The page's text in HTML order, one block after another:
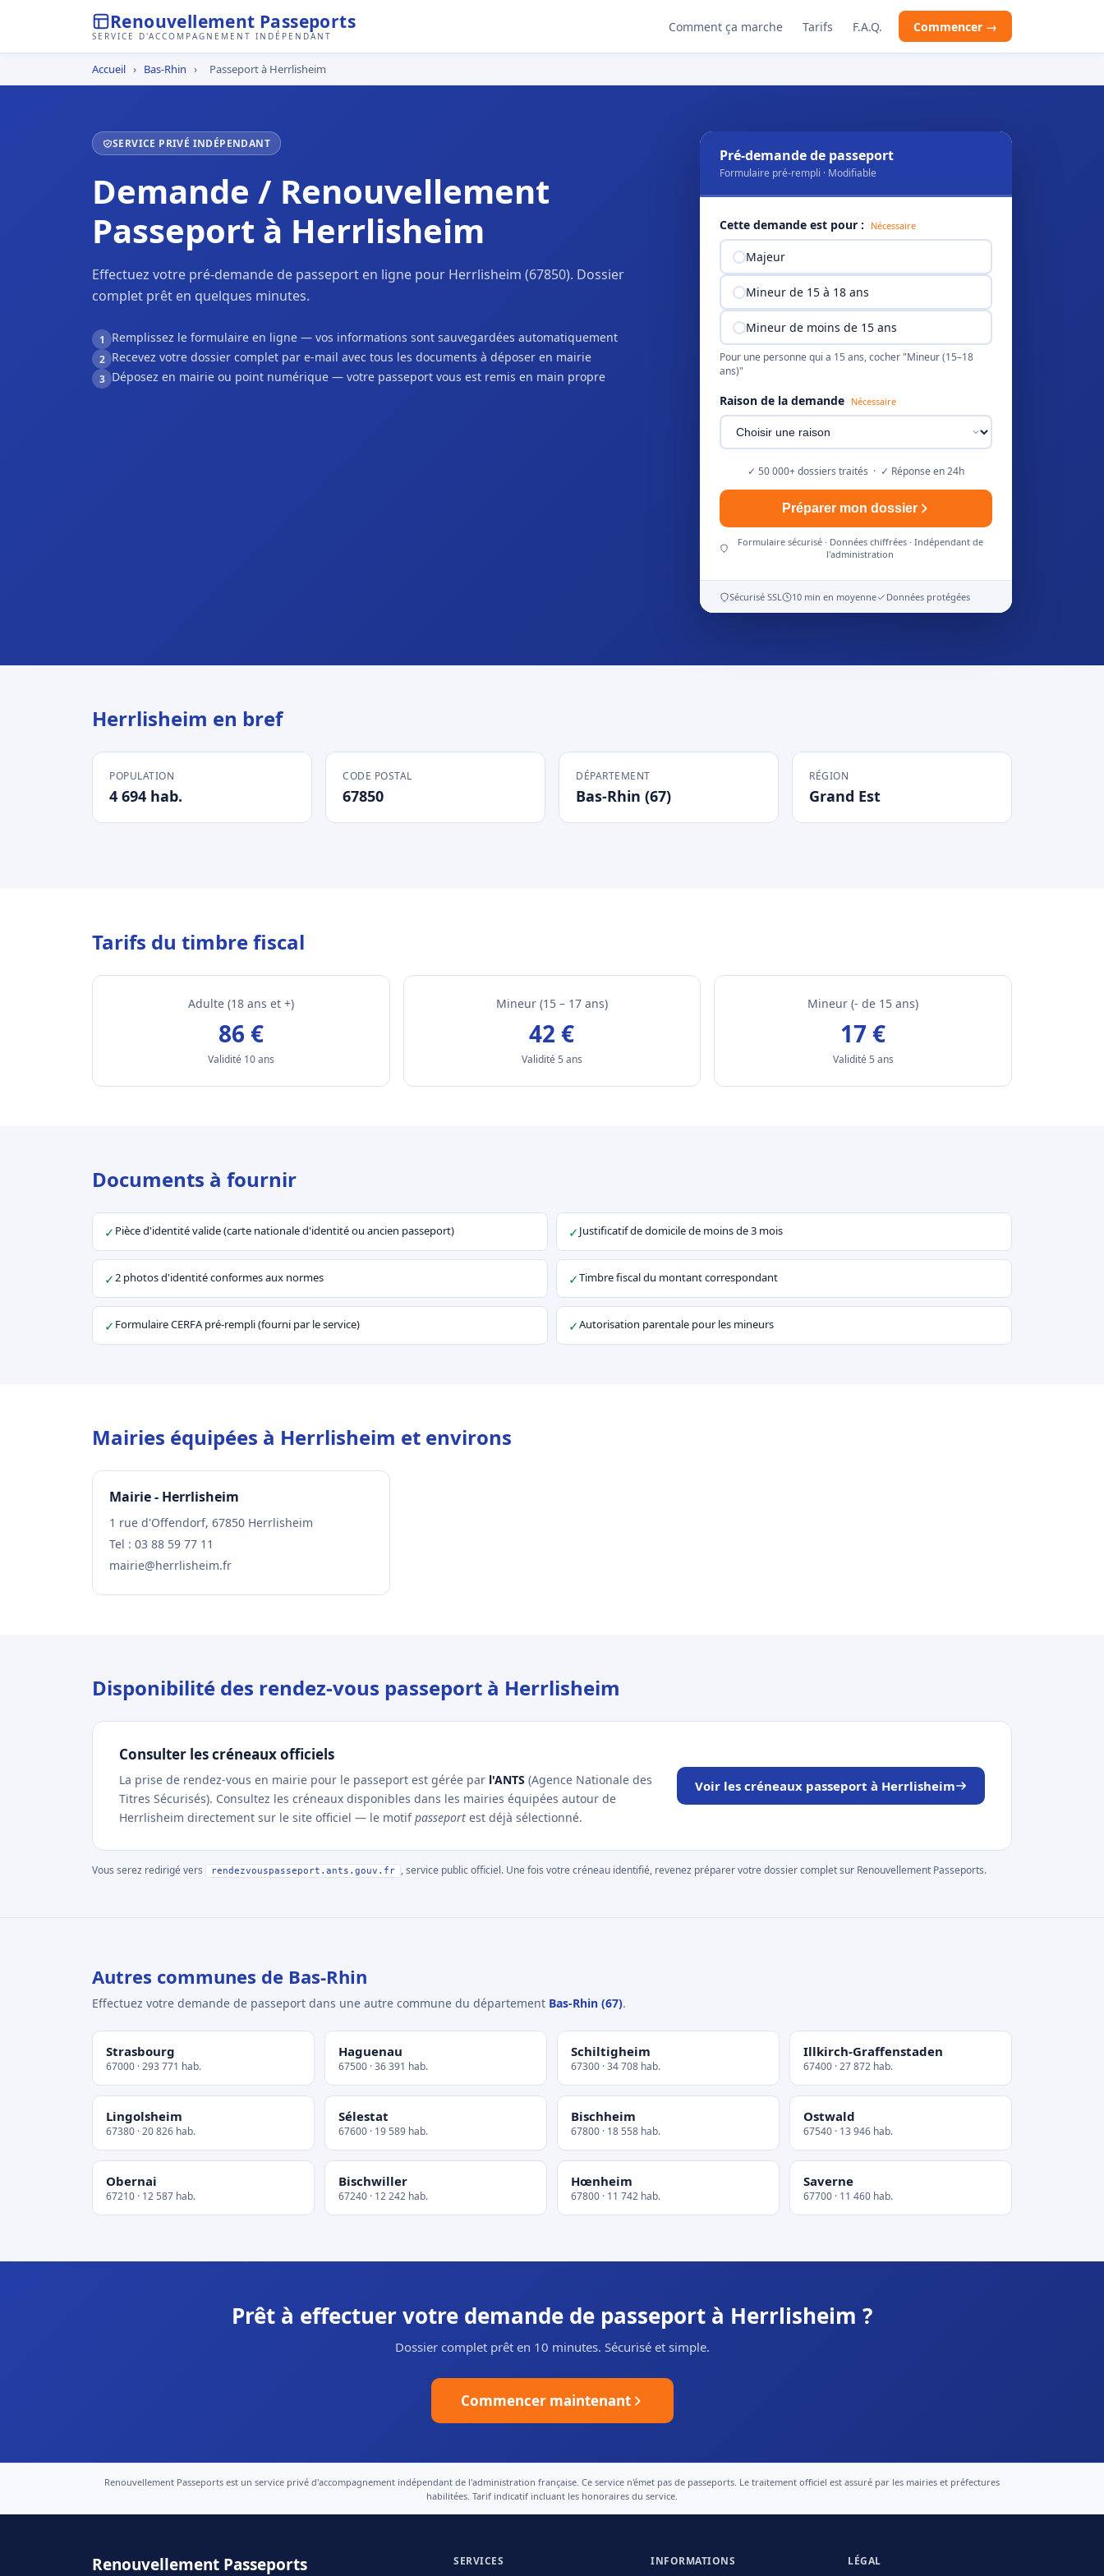
Renouvellement Passeports
SERVICE D'ACCOMPAGNEMENT INDÉPENDANT
Comment ça marche Tarifs F.A.Q. Commencer →
Accueil › Bas-Rhin › Passeport à Herrlisheim
SERVICE PRIVÉ INDÉPENDANT
Demande / Renouvellement
Passeport à Herrlisheim
Effectuez votre pré-demande de passeport en ligne pour Herrlisheim (67850). Dossier
complet prêt en quelques minutes.
1 Remplissez le formulaire en ligne — vos informations sont sauvegardées automatiquement
2 Recevez votre dossier complet par e-mail avec tous les documents à déposer en mairie
3 Déposez en mairie ou point numérique — votre passeport vous est remis en main propre
Pré-demande de passeport
Formulaire pré-rempli · Modifiable
Cette demande est pour : Nécessaire
Majeur
Mineur de 15 à 18 ans
Mineur de moins de 15 ans
Pour une personne qui a 15 ans, cocher "Mineur (15–18
ans)"
Raison de la demande Nécessaire
✓ 50 000+ dossiers traités · ✓ Réponse en 24h
Préparer mon dossier
Formulaire sécurisé · Données chiffrées · Indépendant de
l'administration
Sécurisé SSL 10 min en moyenne Données protégées
Herrlisheim en bref
POPULATION
4 694 hab.
CODE POSTAL
67850
DÉPARTEMENT
Bas-Rhin (67)
RÉGION
Grand Est
Tarifs du timbre fiscal
Adulte (18 ans et +)
86 €
Validité 10 ans
Mineur (15 – 17 ans)
42 €
Validité 5 ans
Mineur (- de 15 ans)
17 €
Validité 5 ans
Documents à fournir
✓ Pièce d'identité valide (carte nationale d'identité ou ancien passeport) ✓Justificatif de domicile de moins de 3 mois
✓2 photos d'identité conformes aux normes ✓Timbre fiscal du montant correspondant
✓ Formulaire CERFA pré-rempli (fourni par le service) ✓Autorisation parentale pour les mineurs
Mairies équipées à Herrlisheim et environs
Mairie - Herrlisheim
1 rue d'Offendorf, 67850 Herrlisheim
Tel : 03 88 59 77 11
mairie@herrlisheim.fr
Disponibilité des rendez-vous passeport à Herrlisheim
Consulter les créneaux officiels
La prise de rendez-vous en mairie pour le passeport est gérée par l'ANTS (Agence Nationale des
Titres Sécurisés). Consultez les créneaux disponibles dans les mairies équipées autour de
Herrlisheim directement sur le site officiel — le motifpasseport est déjà sélectionné.
Voir les créneaux passeport à Herrlisheim
Vous serez redirigé vers rendezvouspasseport.ants.gouv.fr , service public officiel. Une fois votre créneau identifié, revenez préparer votre dossier complet sur Renouvellement Passeports.
Autres communes de Bas-Rhin
Effectuez votre demande de passeport dans une autre commune du département Bas-Rhin (67).
Strasbourg
67000 · 293 771 hab.
Haguenau
67500 · 36 391 hab.
Schiltigheim
67300 · 34 708 hab.
Illkirch-Graffenstaden
67400 · 27 872 hab.
Lingolsheim
67380 · 20 826 hab.
Sélestat
67600 · 19 589 hab.
Bischheim
67800 · 18 558 hab.
Ostwald
67540 · 13 946 hab.
Obernai
67210 · 12 587 hab.
Bischwiller
67240 · 12 242 hab.
Hœnheim
67800 · 11 742 hab.
Saverne
67700 · 11 460 hab.
Prêt à effectuer votre demande de passeport à Herrlisheim ?
Dossier complet prêt en 10 minutes. Sécurisé et simple.
Commencer maintenant
Renouvellement Passeports est un service privé d'accompagnement indépendant de l'administration française. Ce service n'émet pas de passeports. Le traitement officiel est assuré par les mairies et préfectures
habilitées. Tarif indicatif incluant les honoraires du service.
Renouvellement Passeports SERVICES INFORMATIONS LÉGAL